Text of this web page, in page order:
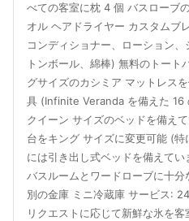
べての客室に枕 4 個 バスローブ
オル ヘアドライヤー カスタムブ
コンディショナー、ローション
トンボール、綿棒) 無料のトート
グサイズのカシミア マットレス
具 (Infinite Veranda を備えた 16
クイーン サイズのベッドを備え
台をキング サイズに変更可能 (
には引き出し式ベッドを備えて
バスルームとワードローブに十
別の金庫 ミニ冷蔵庫 サービス:
リクエストに応じて新鮮な氷を